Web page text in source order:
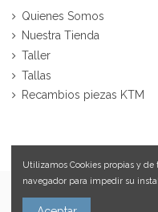
Quienes Somos
Nuestra Tienda
Taller
Tallas
Recambios piezas KTM
Utilizamos Cookies propias y
navegador para impedir su